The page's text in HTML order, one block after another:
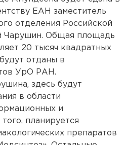
ЕАН заместитель
отделения Российской
Чарушин. Общая площадь
20 тысяч квадратных
отданы в
УрО РАН.
здесь будут
в области
и
планируется
препаратов